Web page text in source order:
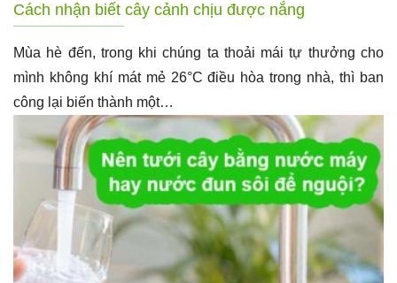
Cách nhận biết cây cảnh chịu được nắng
Mùa hè đến, trong khi chúng ta thoải mái tự thưởng cho
mình không khí mát mẻ 26°C điều hòa trong nhà, thì ban
công lại biến thành một…